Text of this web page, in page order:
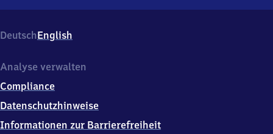
8
5
3
Ismaning
DeutschEnglish
Analyse verwalten
Compliance
Datenschutzhinweise
Informationen zur Barrierefreiheit